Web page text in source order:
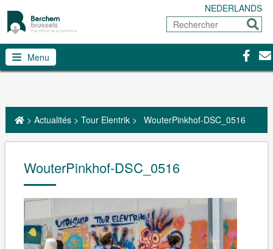
NEDERLANDS
Rechercher
Menu
> Actualités> Tour Elentrik> WouterPinkhof-DSC_0516
WouterPinkhof-DSC_0516